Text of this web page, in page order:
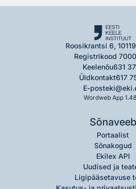
Roosikrantsi 6,
Registrikood
Keelenõu631
Üldkontakt617
E-post
Wordweb App
Sõnaveeb
Portaalist
Sõnakogud
Ekilex API
Uudised ja
Ligipääsetavuse